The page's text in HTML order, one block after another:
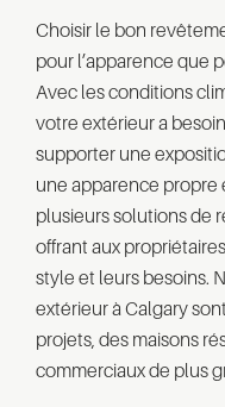
Choisir le bon
pour l’apparence que
Avec les conditions
votre extérieur a
supporter une
une apparence propre
plusieurs solutions de
offrant aux
style et leurs besoins.
extérieur à Calgary
projets, des maisons
commerciaux de plus